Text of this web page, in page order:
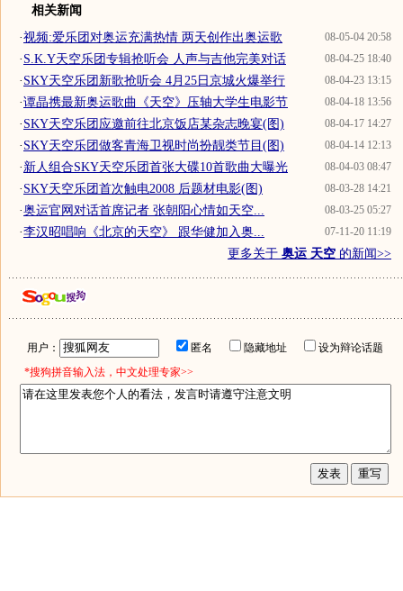
相关新闻
08-05-04 20:58
·视频:爱乐团对奥运充满热情 两天创作出奥运歌
08-04-25 18:40
·S.K.Y天空乐团专辑抢听会 人声与吉他完美对话
08-04-23 13:15
·SKY天空乐团新歌抢听会 4月25日京城火爆举行
08-04-18 13:56
·谭晶携最新奥运歌曲《天空》压轴大学生电影节
08-04-17 14:27
·SKY天空乐团应邀前往北京饭店某杂志晚宴(图)
08-04-14 12:13
·SKY天空乐团做客青海卫视时尚扮靓类节目(图)
08-04-03 08:47
·新人组合SKY天空乐团首张大碟10首歌曲大曝光
08-03-28 14:21
·SKY天空乐团首次触电2008 后题材电影(图)
08-03-25 05:27
·奥运官网对话首席记者 张朝阳心情如天空...
07-11-20 11:19
·李汉昭唱响《北京的天空》 跟华健加入奥...
更多关于 奥运 天空 的新闻>>
用户： 匿名 隐藏地址
设为辩论话题
*搜狗拼音输入法，中文处理专家>>